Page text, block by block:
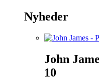
Nyheder
John
10